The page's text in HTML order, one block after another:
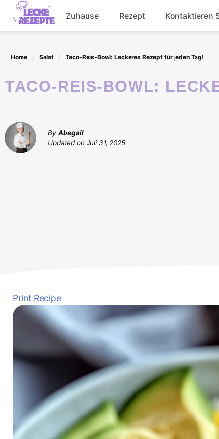
Skip
content
Zuhause Rezept Kontaktieren
Home Salat Taco-Reis-Bowl: Leckeres Rezept für jeden Tag!
TACO-REIS-BOWL:
By Abegail
Updated on Juli 31, 2025
Print Recipe